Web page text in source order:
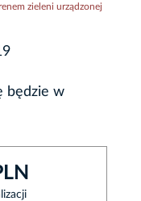
zieleni urządzonej
będzie w